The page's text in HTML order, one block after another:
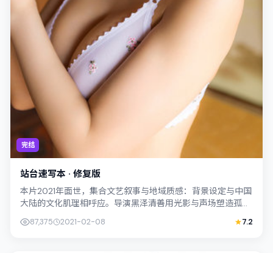
完结
站台速写本 · 修复版
本片2021年面世，集合文艺叙事与地域质感：背景设定与中国
大陆的文化肌理相呼应。导演黑泽清善用光影与声场塑造孤独
87,375 2021-02-08 7.2